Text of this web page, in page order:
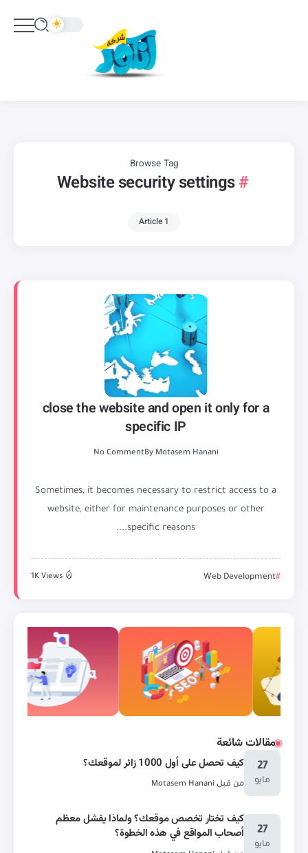
Browse Tag
Website security settings
1 Article
close the website and open it only for a
specific IP
By Motasem Hanani
No Comment
Sometimes, it becomes necessary to restrict access to a
website, either for maintenance purposes or other
specific reasons....
Web Development
1K Views
مقالات شائعة
27
مايو
كيف تحصل على أول 1000 زائر لموقعك؟
من قبل Motasem Hanani
27
مايو
كيف تختار تخصص موقعك؟ ولماذا يفشل معظم
أصحاب المواقع في هذه الخطوة؟